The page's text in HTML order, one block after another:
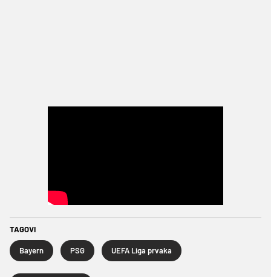
TAGOVI
Bayern PSG UEFA Liga prvaka